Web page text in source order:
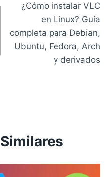
¿Cómo instalar VLC
en Linux? Guía
completa para Debian,
Ubuntu, Fedora, Arch
y derivados